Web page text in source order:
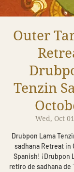
Outer
Tenzin
Wed, Oct 01
Drubpon Lama
sadhana Retreat in
Spanish! ¡Drubpon
retiro de sadhana de